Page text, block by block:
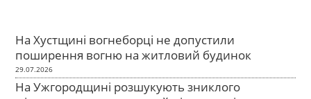
На Хустщині вогнеборці не допустили
поширення вогню на житловий будинок
29.07.2026
На Ужгородщині розшукують зниклого